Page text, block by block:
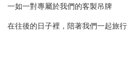
一如一對專屬於我們的客製吊牌
在往後的日子裡，陪著我們一起旅行